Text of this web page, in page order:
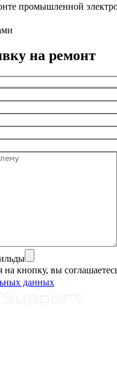
промышленной
на ремонт
кнопку, вы
данных